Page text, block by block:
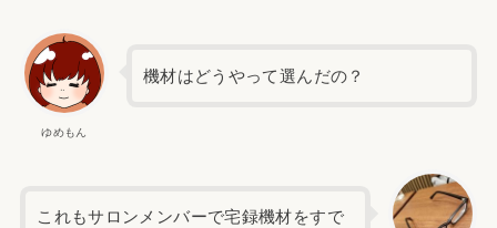
ゆめもん
機材はどうやって選んだの？
これもサロンメンバーで宅録機材をすで